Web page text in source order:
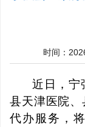
时间：
近日，宁
县天津医院
代办服务，